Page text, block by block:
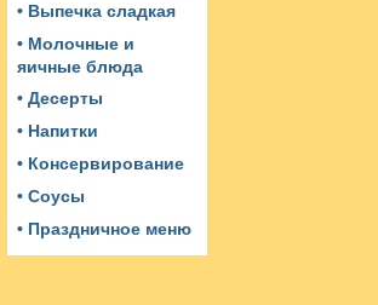
• Выпечка сладкая
• Молочные и
яичные блюда
• Десерты
• Напитки
• Консервирование
• Соусы
• Праздничное меню